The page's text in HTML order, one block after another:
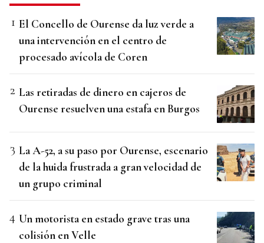
El Concello de Ourense da luz verde a
una intervención en el centro de
procesado avícola de Coren
Las retiradas de dinero en cajeros de
Ourense resuelven una estafa en Burgos
La A-52, a su paso por Ourense, escenario
de la huida frustrada a gran velocidad de
un grupo criminal
Un motorista en estado grave tras una
colisión en Velle